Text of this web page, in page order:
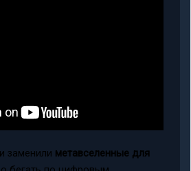
заменили метавселенные для